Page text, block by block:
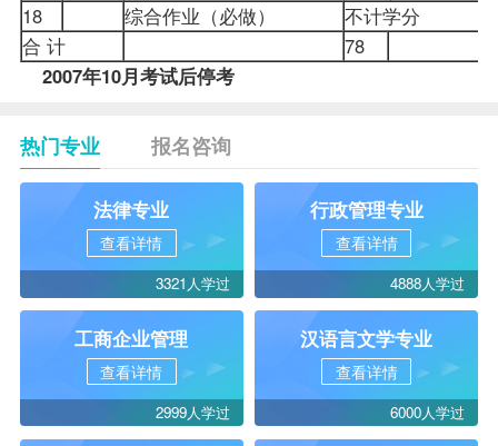
18 综合作业（必做）
不计学分
合 计
78
2007年10月考试后停考
热门专业 报名咨询
法律专业
查看详情
3321人学过
行政管理专业
查看详情
4888人学过
工商企业管理
查看详情
2999人学过
汉语言文学专业
查看详情
6000人学过